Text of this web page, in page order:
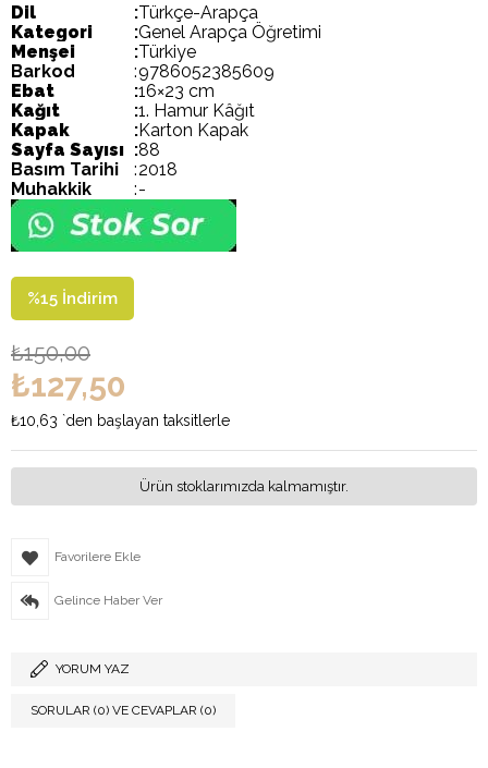
Dil :Türkçe-Arapça
Kategori
:Genel Arapça Öğretimi
Menşei
:Türkiye
Barkod
:9786052385609
Ebat
:16×23 cm
Kağıt
:1. Hamur Kâğıt
Kapak
:Karton Kapak
Sayfa Sayısı :88
Basım Tarihi
:2018
Muhakkik
:-
%15 İndirim
₺150,00
₺127,50
₺10,63 `den başlayan taksitlerle
Ürün stoklarımızda kalmamıştır.
Favorilere Ekle
Gelince Haber Ver
YORUM YAZ
SORULAR (0) VE CEVAPLAR (0)